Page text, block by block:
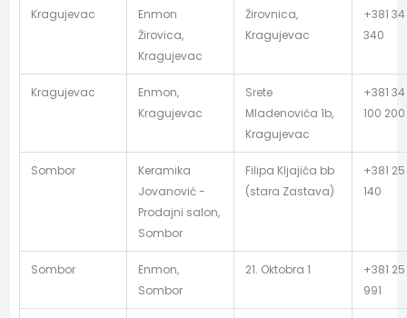
Kragujevac
Enmon
Žirovica,
Kragujevac
Žirovnica,
Kragujevac
+381
340
Kragujevac
Enmon,
Kragujevac
Srete
Mladenovića 1b,
Kragujevac
+381
100 200
Sombor
Keramika
Jovanović -
Prodajni salon,
Sombor
Filipa Kljajića bb
(stara Zastava)
+381
140
Sombor
Enmon,
Sombor
21. Oktobra 1
+381
991